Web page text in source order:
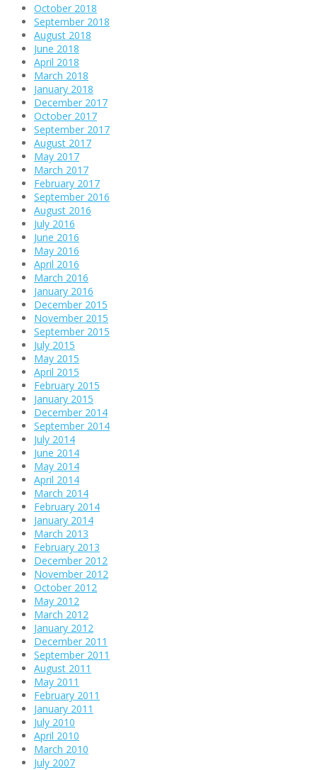
October 2018
September 2018
August 2018
June 2018
April 2018
March 2018
January 2018
December 2017
October 2017
September 2017
August 2017
May 2017
March 2017
February 2017
September 2016
August 2016
July 2016
June 2016
May 2016
April 2016
March 2016
January 2016
December 2015
November 2015
September 2015
July 2015
May 2015
April 2015
February 2015
January 2015
December 2014
September 2014
July 2014
June 2014
May 2014
April 2014
March 2014
February 2014
January 2014
March 2013
February 2013
December 2012
November 2012
October 2012
May 2012
March 2012
January 2012
December 2011
September 2011
August 2011
May 2011
February 2011
January 2011
July 2010
April 2010
March 2010
July 2007